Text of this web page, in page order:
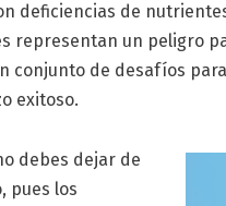
deficiencias de
representan un peligro
conjunto de desafíos
exitoso.
debes dejar de
pues los